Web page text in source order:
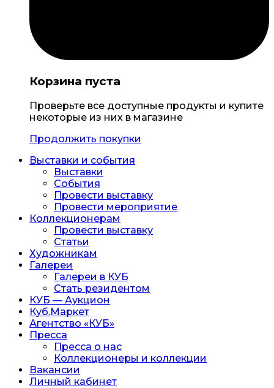
Корзина пуста
Проверьте все доступные продукты и купите
некоторые из них в магазине
Продолжить покупки
Выставки и события
Выставки
События
Провести выставку
Провести мероприятие
Коллекционерам
Провести выставку
Статьи
Художникам
Галереи
Галереи в КУБ
Стать резидентом
КУБ — Аукцион
Куб.Маркет
Агентство «КУБ»
Пресса
Пресса о нас
Коллекционеры и коллекции
Вакансии
Личный кабинет